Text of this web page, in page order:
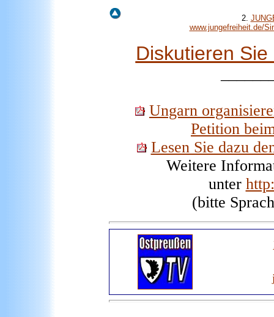
2.
www.jungefreiheit.de/
Diskutieren
Ungarn
Petition
Lesen Sie dazu
Weitere
unter
(bitte